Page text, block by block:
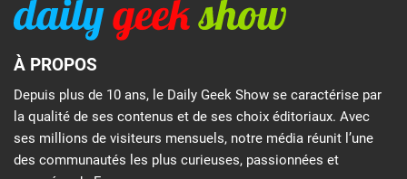
À PROPOS
Depuis plus de 10 ans, le Daily Geek Show se caractérise par
la qualité de ses contenus et de ses choix éditoriaux. Avec
ses millions de visiteurs mensuels, notre média réunit l’une
des communautés les plus curieuses, passionnées et